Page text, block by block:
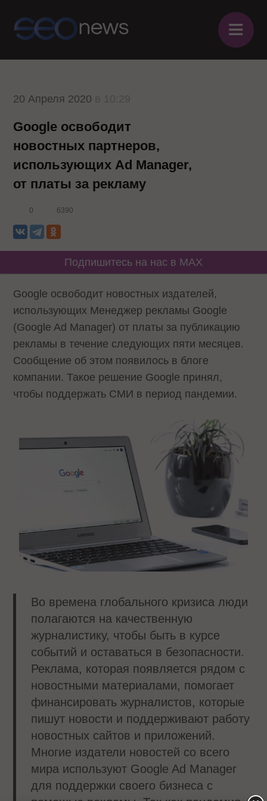
≡
20 Апреля 2020
Google освободит
новостных партнеров,
использующих Ad Manager,
от платы за рекламу
0 6390
Подпишитесь на нас в MAX
Google освободит новостных издателей,
использующих Менеджер рекламы Google
(Google Ad Manager) от платы за публикацию
рекламы в течение следующих пяти месяцев.
Сообщение об этом появилось в блоге
компании. Такое решение Google принял,
чтобы поддержать СМИ в период пандемии.
Во времена глобального кризиса люди
полагаются на качественную
журналистику, чтобы быть в курсе
событий и оставаться в безопасности.
Реклама, которая появляется рядом с
новостными материалами, помогает
финансировать журналистов, которые
пишут новости и поддерживают работу
новостных сайтов и приложений.
Многие издатели новостей со всего
мира используют Google Ad Manager
для поддержки своего бизнеса с